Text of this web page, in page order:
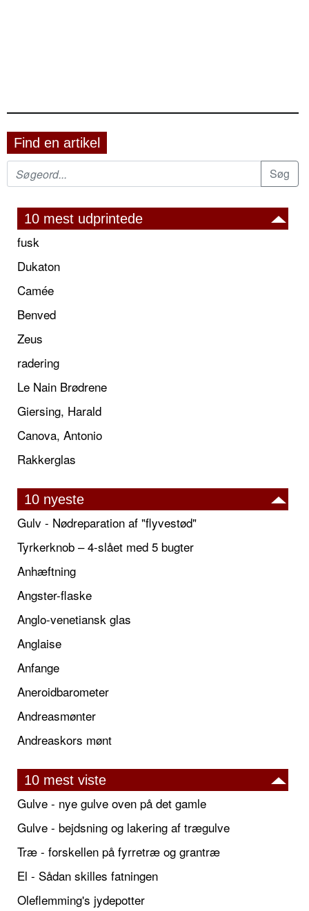
Find en artikel
10 mest udprintede
fusk
Dukaton
Camée
Benved
Zeus
radering
Le Nain Brødrene
Giersing, Harald
Canova, Antonio
Rakkerglas
10 nyeste
Gulv - Nødreparation af "flyvestød"
Tyrkerknob – 4-slået med 5 bugter
Anhæftning
Angster-flaske
Anglo-venetiansk glas
Anglaise
Anfange
Aneroidbarometer
Andreasmønter
Andreaskors mønt
10 mest viste
Gulve - nye gulve oven på det gamle
Gulve - bejdsning og lakering af trægulve
Træ - forskellen på fyrretræ og grantræ
El - Sådan skilles fatningen
Oleflemming's jydepotter